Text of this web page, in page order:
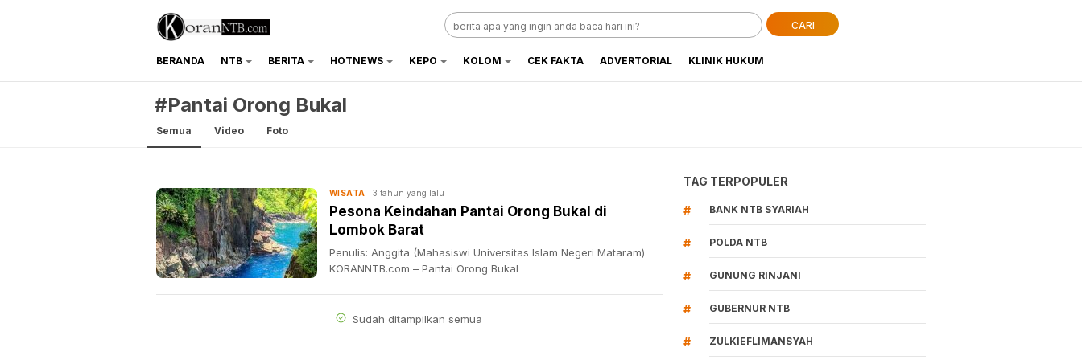
koranntb.com
CARI
BERANDA NTB BERITA HOTNEWS KEPO KOLOM CEK FAKTA ADVERTORIAL KLINIK HUKUM
#Pantai Orong Bukal
Semua Video Foto
WISATA 3 tahun yang lalu
Pesona Keindahan Pantai Orong Bukal di
Lombok Barat
Penulis: Anggita (Mahasiswi Universitas Islam Negeri Mataram)
KORANNTB.com – Pantai Orong Bukal
Sudah ditampilkan semua
TAG TERPOPULER
# BANK NTB SYARIAH
# POLDA NTB
# GUNUNG RINJANI
# GUBERNUR NTB
# ZULKIEFLIMANSYAH